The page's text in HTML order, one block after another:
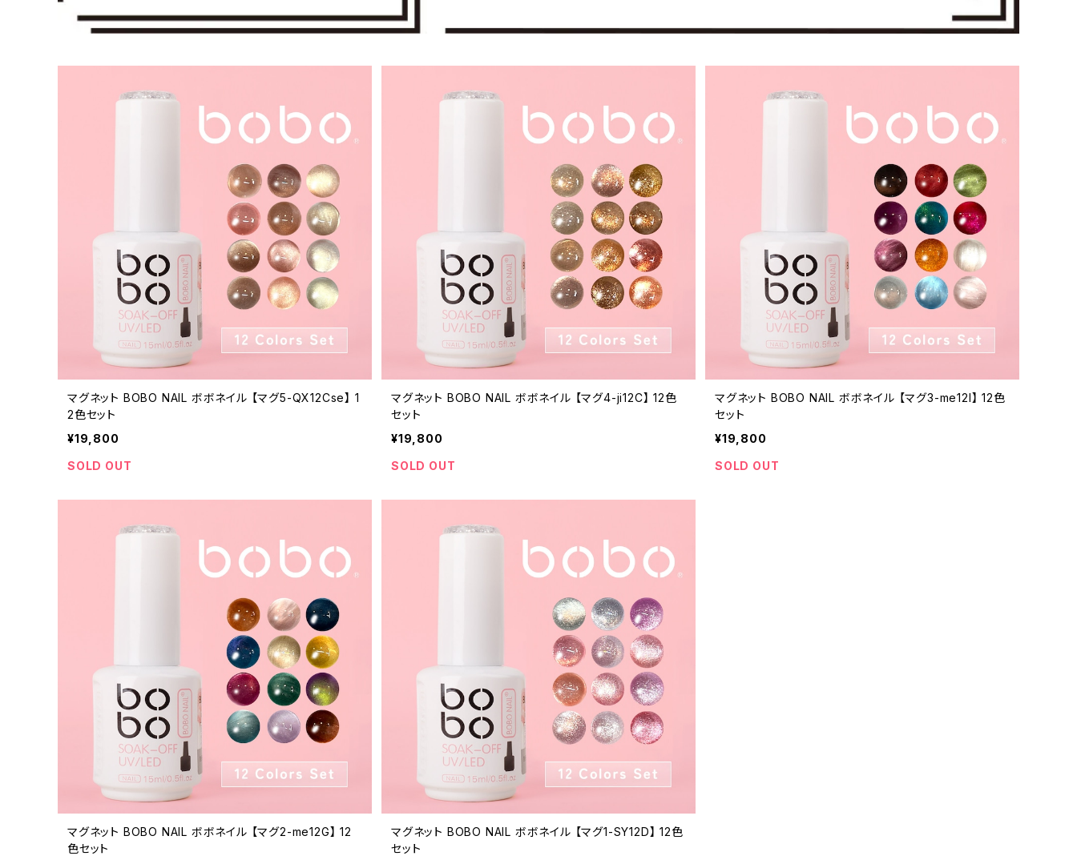
マグネット BOBO NAIL ボボネイル 【マグ5-QX12Cse】 1
2色セット
¥19,800
SOLD OUT
マグネット BOBO NAIL ボボネイル 【マグ4-ji12C】 12色
セット
¥19,800
SOLD OUT
マグネット BOBO NAIL ボボネイル 【マグ3-me12I】 12色
セット
¥19,800
SOLD OUT
マグネット BOBO NAIL ボボネイル 【マグ2-me12G】 12
色セット
マグネット BOBO NAIL ボボネイル 【マグ1-SY12D】 12色
セット